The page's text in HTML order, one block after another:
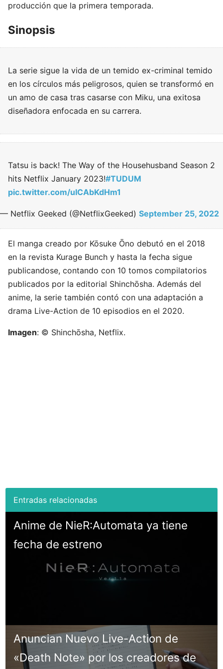
producción que la primera temporada.
Sinopsis
La serie sigue la vida de un temido ex-criminal temido
en los círculos más peligrosos, quien se transformó en
un amo de casa tras casarse con Miku, una exitosa
diseñadora enfocada en su carrera.
Tatsu is back! The Way of the Househusband Season 2
hits Netflix January 2023!#TUDUM
pic.twitter.com/uICAbKdHm1
— Netflix Geeked (@NetflixGeeked) September 25, 2022
El manga creado por Kōsuke Ōno debutó en el 2018
en la revista Kurage Bunch y hasta la fecha sigue
publicandose, contando con 10 tomos compilatorios
publicados por la editorial Shinchōsha. Además del
anime, la serie también contó con una adaptación a
drama Live-Action de 10 episodios en el 2020.
Imagen: © Shinchōsha, Netflix.
Anime de NieR:Automata ya tiene
fecha de estreno
Anuncian Nuevo Live-Action de
«Death Note» por los creadores de